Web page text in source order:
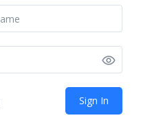
Sign In